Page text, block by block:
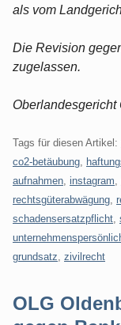
als vom
Die Revision
zugelassen.
Oberlandesgericht
Tags für diesen Artikel:
co2-betäubung
aufnahmen instagram
rechtsgüterabwägung
schadensersatzpflicht
grundsatz zivilrecht
OLG